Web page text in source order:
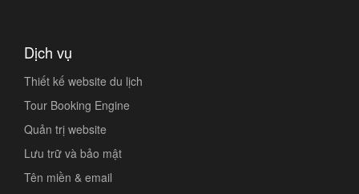
Dịch vụ
Thiết kế website du lịch
Tour Booking Engine
Quản trị website
Lưu trữ và bảo mật
Tên miền & email